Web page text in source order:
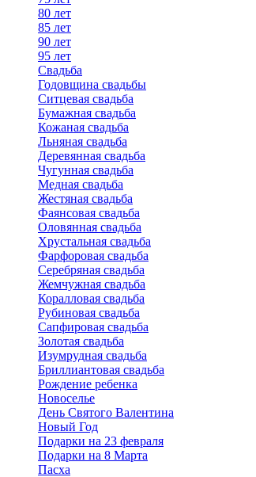
80 лет
85 лет
90 лет
95 лет
Свадьба
Годовщина свадьбы
Ситцевая свадьба
Бумажная свадьба
Кожаная свадьба
Льняная свадьба
Деревянная свадьба
Чугунная свадьба
Медная свадьба
Жестяная свадьба
Фаянсовая свадьба
Оловянная свадьба
Хрустальная свадьба
Фарфоровая свадьба
Серебряная свадьба
Жемчужная свадьба
Коралловая свадьба
Рубиновая свадьба
Сапфировая свадьба
Золотая свадьба
Изумрудная свадьба
Бриллиантовая свадьба
Рождение ребенка
Новоселье
День Святого Валентина
Новый Год
Подарки на 23 февраля
Подарки на 8 Марта
Пасха